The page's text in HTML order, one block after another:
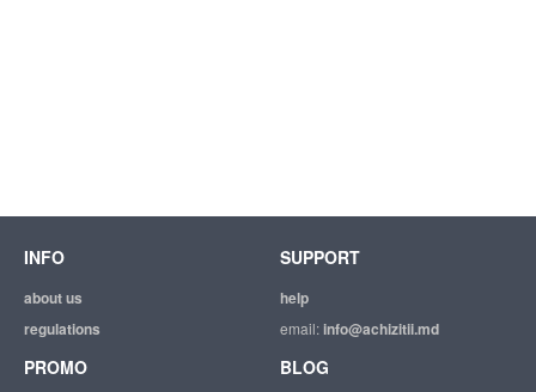
INFO
about us
regulations
SUPPORT
help
email:info@achizitii.md
PROMO BLOG